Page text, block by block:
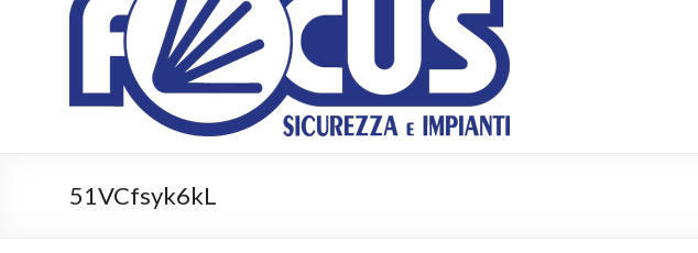
Impianti
Sicurezza
impianti
51VCfsyk6kL